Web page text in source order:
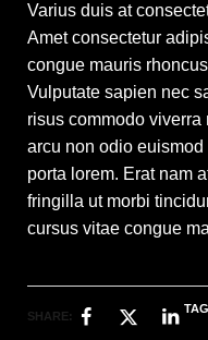
Varius duis at
Amet consectetur
congue mauris
Vulputate sapien nec
risus commodo
arcu non odio
porta lorem. Erat nam
fringilla ut morbi
cursus vitae congue
SHARE: